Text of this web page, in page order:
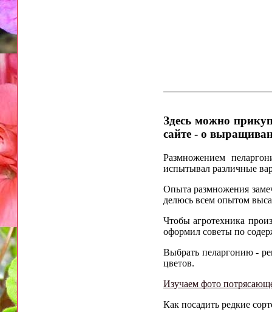
Здесь можно
сайте - о
Размножением
испытывал различные
Опыта размножения
делюсь всем опытом
Чтобы агротехника
оформил советы по
Выбрать пеларгонию -
цветов.
Изучаем фото
Как посадить редкие